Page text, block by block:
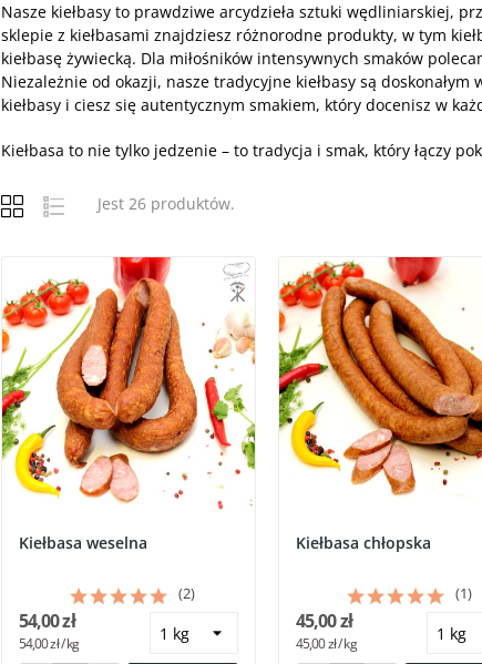
Nasze kiełbasy to prawdziwe arcydzieła sztuki wędliniarskiej,
sklepie z kiełbasami znajdziesz różnorodne produkty, w tym
kiełbasę żywiecką. Dla miłośników intensywnych smaków
Niezależnie od okazji, nasze tradycyjne kiełbasy są
kiełbasy i ciesz się autentycznym smakiem, który docenisz w
Kiełbasa to nie tylko jedzenie – to tradycja i smak, który łączy
Jest 26 produktów.
Kiełbasa weselna
(2)
54,00 zł
54,00 zł / kg
Kiełbasa chłopska
(1)
45,00 zł
45,00 zł / kg